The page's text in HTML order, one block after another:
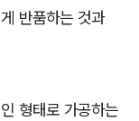
반품하는 것과
형태로 가공하는